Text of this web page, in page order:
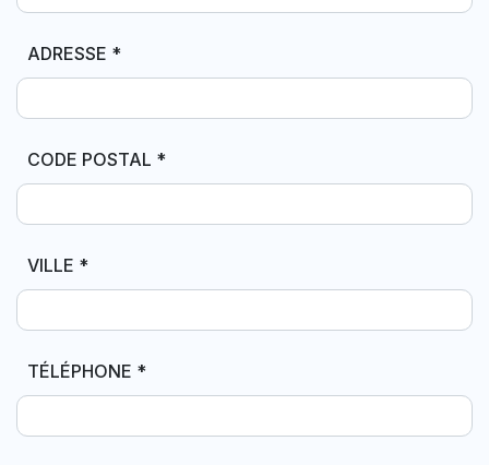
ADRESSE *
CODE POSTAL *
VILLE *
TÉLÉPHONE *